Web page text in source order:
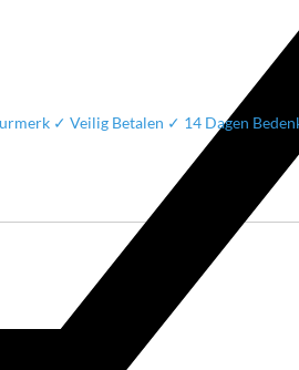
✓ Veilig Betalen ✓ 14 Dagen